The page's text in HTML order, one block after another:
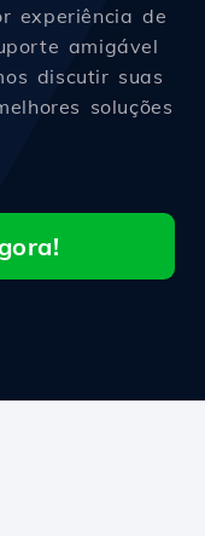
experiência de
amigável
discutir suas
soluções